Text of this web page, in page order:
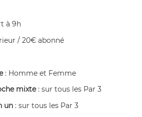
à 9h
/ 20€ abonné
: Homme et Femme
mixte: sur tous les Par 3
un: sur tous les Par 3